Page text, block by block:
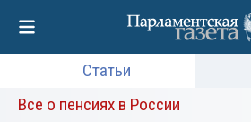
Статьи
Все о пенсиях в России